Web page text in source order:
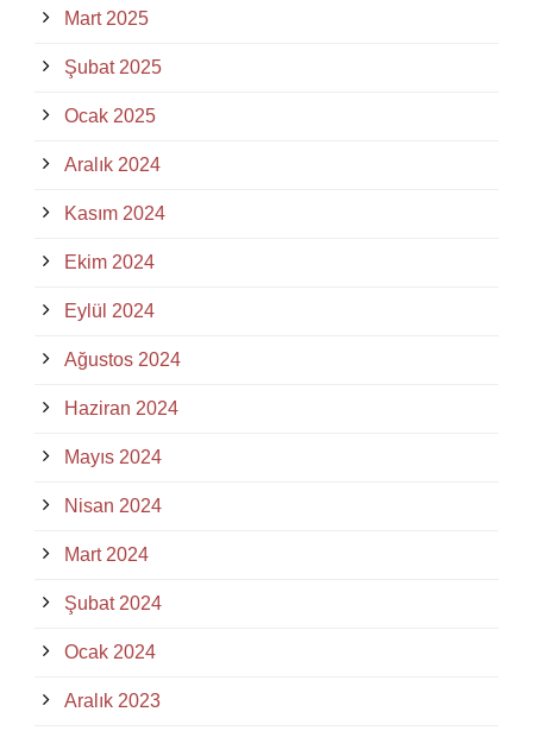
Mart 2025
Şubat 2025
Ocak 2025
Aralık 2024
Kasım 2024
Ekim 2024
Eylül 2024
Ağustos 2024
Haziran 2024
Mayıs 2024
Nisan 2024
Mart 2024
Şubat 2024
Ocak 2024
Aralık 2023